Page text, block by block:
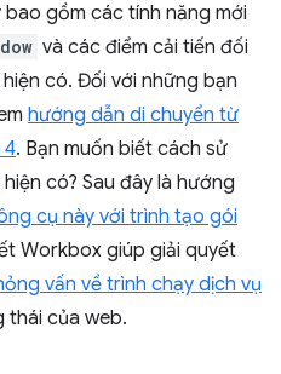
gồm các tính năng mới
và các điểm cải tiến đối
có. Đối với những bạn
hướng dẫn di chuyển từ
4. Bạn muốn biết cách sử
có? Sau đây là hướng
cụ này với trình tạo gói
Workbox giúp giải quyết
vấn về trình chạy dịch vụ
thái của web.